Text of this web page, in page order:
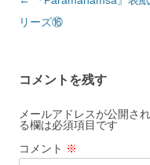
稿
ゲ
ー
シ
ョ
リーズ⑯
コメントを残す
メールアドレスが公開さ
る欄は必須項目です
コメント ※